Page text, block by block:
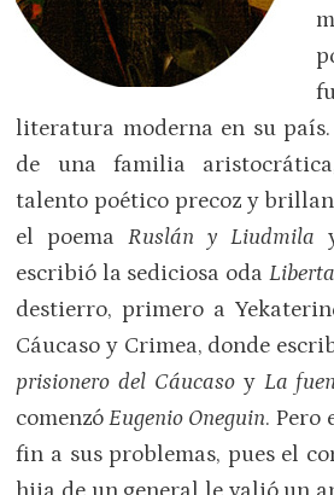
literatura moderna en su
de una familia
talento poético precoz y
el poemaRuslán y Liudmila
escribió la sediciosa oda
destierro, primero a
Cáucaso y Crimea, donde
prisionero del Cáucaso y La
comenzóEugenio Oneguin. Pero
fin a sus problemas, pues el